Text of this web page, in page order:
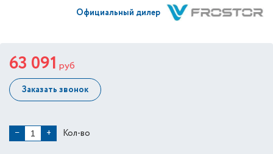
Официальный дилер
63 091 руб
Заказать звонок
− + Кол-во